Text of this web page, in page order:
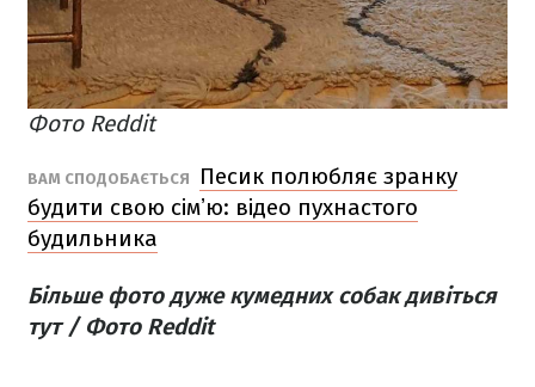
Фото Reddit
ВАМ СПОДОБАЄТЬСЯ
Песик полюбляє зранку
будити свою сімʼю: відео пухнастого
будильника
Більше фото дуже кумедних собак дивіться
тут / Фото Reddit